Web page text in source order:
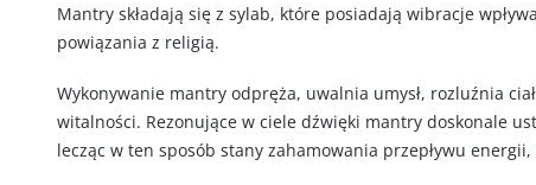
Mantry składają się z sylab, które posiadają wibracje
powiązania z religią.
Wykonywanie mantry odpręża, uwalnia umysł, rozluźnia
witalności. Rezonujące w ciele dźwięki mantry doskonale
lecząc w ten sposób stany zahamowania przepływu